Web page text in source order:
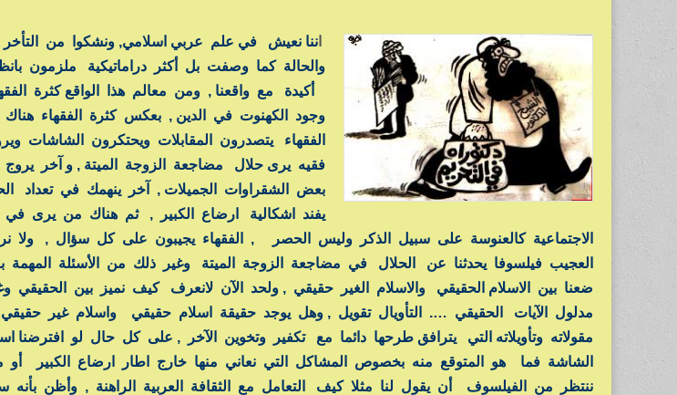
ننا نعيش في علم عربي اسلامي, ونشكوا من التأخر
والحالة كما وصفت بل أكثر دراماتيكية ملزمون
أكيدة مع واقعنا , ومن معالم هذا الواقع كثرة
وجود الكهنوت في الدين , بعكس كثرة الفقهاء
الفقهاء يتصدرون المقابلات ويحتكرون الشاشات
فقيه يرى حلال مضاجعة الزوجة الميتة , و آخر
بعض الشقراوات الجميلات , آخر ينهمك في تعداد
يفند اشكالية ارضاع الكبير , ثم هناك من يرى في
الاجتماعية كالعنوسة على سبيل الذكر وليس الحصر , الفقهاء يجيبون على كل سؤال , ولا
العجيب فيلسوفا يحدثنا عن الحلال في مضاجعة الزوجة الميتة وغير ذلك من الأسئلة المهمة
ضعنا بين الاسلام الحقيقي والاسلام الغير حقيقي , ولحد الآن لانعرف كيف نميز بين
مدلول الآيات الحقيقي …. التأويال تقويل , وهل يوجد حقيقة اسلام حقيقي واسلام غير حقيقي
مقولاته وتأويلاته التي يترافق طرحها دائما مع تكفير وتخوين الآخر , على كل حال لو
الشاشة فما هو المتوقع منه بخصوص المشاكل التي نعاني منها خارج اطار ارضاع الكبير أو
ننتظر من الفيلسوف أن يقول لنا مثلا كيف التعامل مع الثقافة العربية الراهنة , وأظن بأنه